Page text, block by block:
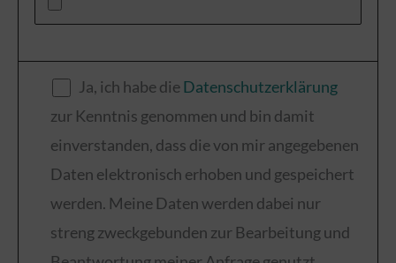
Ja, ich habe dieDatenschutzerklärung
zur Kenntnis genommen und bin damit
einverstanden, dass die von mir angegebenen
Daten elektronisch erhoben und gespeichert
werden. Meine Daten werden dabei nur
streng zweckgebunden zur Bearbeitung und